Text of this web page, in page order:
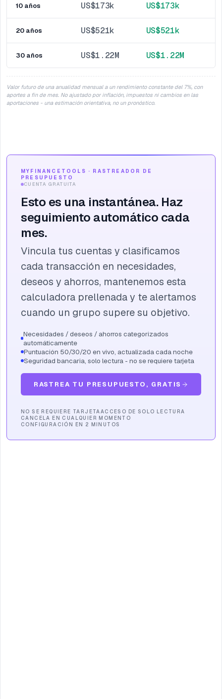
10 años US$173k US$173k
20 años US$521k US$521k
30 años US$1.22M US$1.22M
Valor futuro de una anualidad mensual a un rendimiento constante del 7%, con
aportes a fin de mes. No ajustado por inflación, impuestos ni cambios en las
aportaciones - una estimación orientativa, no un pronóstico.
MYFINANCETOOLS · RASTREADOR DE
PRESUPUESTO
CUENTA GRATUITA
Esto es una instantánea. Haz
seguimiento automático cada
mes.
Vincula tus cuentas y clasificamos
cada transacción en necesidades,
deseos y ahorros, mantenemos esta
calculadora prellenada y te alertamos
cuando un grupo supere su objetivo.
Necesidades / deseos / ahorros categorizados
automáticamente
Puntuación 50/30/20 en vivo, actualizada cada noche
Seguridad bancaria, solo lectura - no se requiere tarjeta
RASTREA TU PRESUPUESTO, GRATIS
NO SE REQUIERE TARJETAACCESO DE SOLO LECTURA
CANCELA EN CUALQUIER MOMENTO
CONFIGURACIÓN EN 2 MINUTOS